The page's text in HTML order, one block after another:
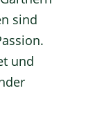
sind
und